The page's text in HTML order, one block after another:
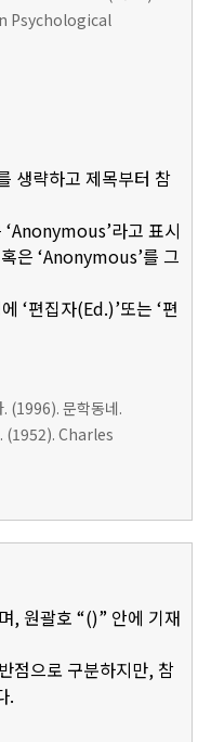
Psychological
생략하고 제목부터 참
‘Anonymous’라고 표시
은 ‘Anonymous’를 그
‘편집자(Ed.)’또는 ‘편
(1996). 문학동네.
(1952). Charles
, 원괄호 “()” 안에 기재
점으로 구분하지만, 참
.